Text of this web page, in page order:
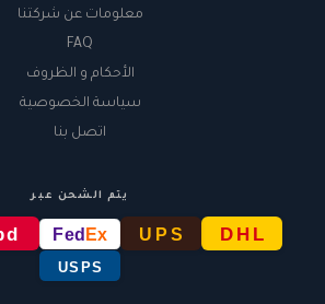
معلومات عن شركتنا
FAQ
الأحكام و الظروف
سياسة الخصوصية
اتصل بنا
يتم الشحن عبر
DHL
UPS
FedEx
USPS